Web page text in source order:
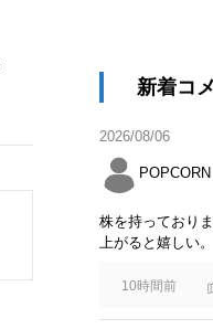
新着コ
2026/08/06
POPCORN
株を持っており
上がると嬉しい。
10時間前